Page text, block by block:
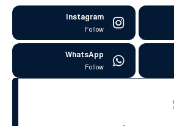
Instagram
Follow
WhatsApp
Follow